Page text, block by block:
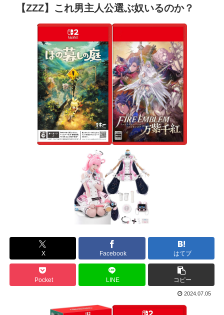
【ZZZ】これ男主人公選ぶ奴いるのか？
X Facebook はてブ
Pocket LINE コピー
2024.07.05